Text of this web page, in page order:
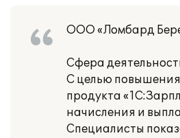
ООО «Ломбард
Сфера
С целью
продукта
начисления и
Специалисты